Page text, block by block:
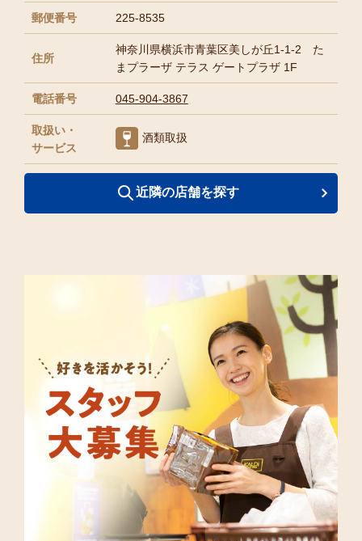
郵便番号 225-8535
住所
神奈川県横浜市青葉区美しが丘1-1-2 た
まプラーザ テラス ゲートプラザ 1F
電話番号 045-904-3867
取扱い・
サービス
酒類取扱